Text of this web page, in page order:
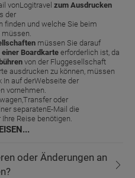
vonLogitravel zum Ausdrucken
der
finden und welche Sie beim
müssen.
müssen Sie darauf
Boardkarte erforderlich ist, da
von der Fluggesellschaft
ausdrucken zu können, müssen
In auf derWebseite der
vornehmen.
oder
separatenE-Mail die
Reise benötigen.
oder Änderungen an